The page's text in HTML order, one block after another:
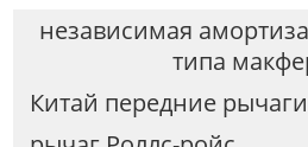
независимая
типа
Китай передние